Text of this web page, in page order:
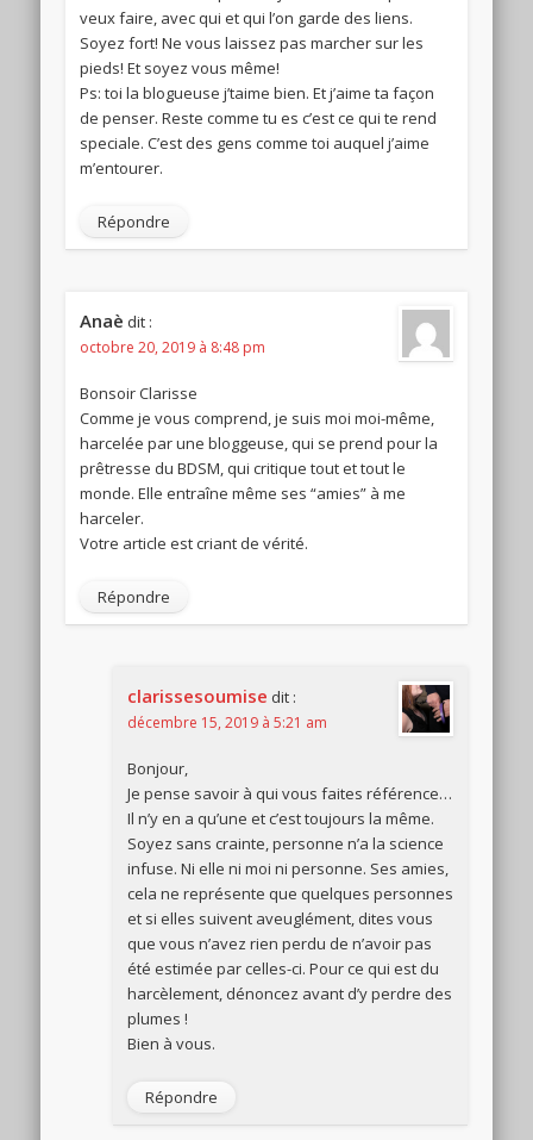
veux faire, avec qui et qui l’on garde des liens.
Soyez fort! Ne vous laissez pas marcher sur les
pieds! Et soyez vous même!
Ps: toi la blogueuse j’taime bien. Et j’aime ta façon
de penser. Reste comme tu es c’est ce qui te rend
speciale. C’est des gens comme toi auquel j’aime
m’entourer.
Répondre
Anaè dit :
octobre 20, 2019 à 8:48 pm
Bonsoir Clarisse
Comme je vous comprend, je suis moi moi-même,
harcelée par une bloggeuse, qui se prend pour la
prêtresse du BDSM, qui critique tout et tout le
monde. Elle entraîne même ses “amies” à me
harceler.
Votre article est criant de vérité.
Répondre
clarissesoumise dit :
décembre 15, 2019 à 5:21 am
Bonjour,
Je pense savoir à qui vous faites référence…
Il n’y en a qu’une et c’est toujours la même.
Soyez sans crainte, personne n’a la science
infuse. Ni elle ni moi ni personne. Ses amies,
cela ne représente que quelques personnes
et si elles suivent aveuglément, dites vous
que vous n’avez rien perdu de n’avoir pas
été estimée par celles-ci. Pour ce qui est du
harcèlement, dénoncez avant d’y perdre des
plumes !
Bien à vous.
Répondre